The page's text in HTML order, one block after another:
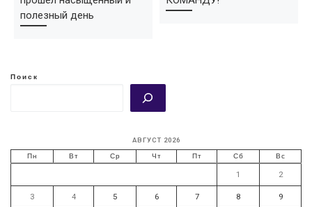
полезный день
Поиск
АВГУСТ 2026
Пн Вт Ср Чт Пт Сб Вс
1 2
3 4 5 6 7 8 9